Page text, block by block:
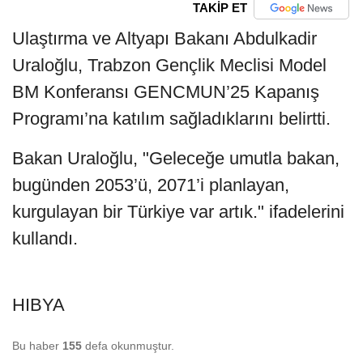
TAKİP ET
Ulaştırma ve Altyapı Bakanı Abdulkadir
Uraloğlu, Trabzon Gençlik Meclisi Model
BM Konferansı GENCMUN’25 Kapanış
Programı’na katılım sağladıklarını belirtti.
Bakan Uraloğlu, "Geleceğe umutla bakan,
bugünden 2053’ü, 2071’i planlayan,
kurgulayan bir Türkiye var artık." ifadelerini
kullandı.
HIBYA
Bu haber 155 defa okunmuştur.